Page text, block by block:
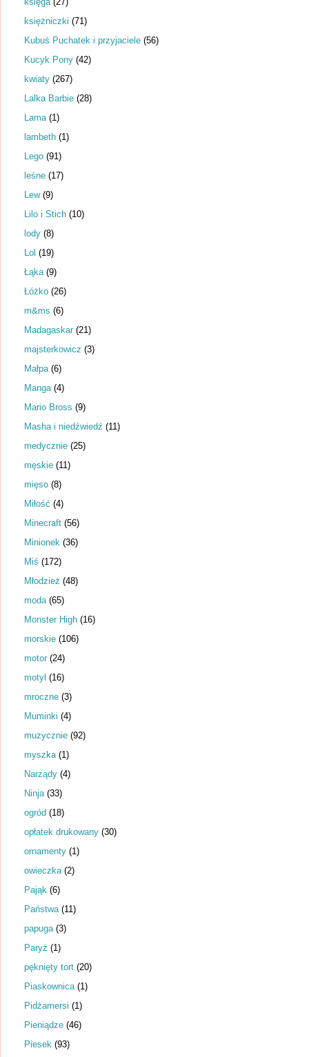
księżniczki (71)
Kubuś Puchatek i przyjaciele (56)
Kucyk Pony (42)
kwiaty (267)
Lalka Barbie (28)
Lama (1)
lambeth (1)
Lego (91)
leśne (17)
Lew (9)
Lilo i Stich (10)
lody (8)
Lol (19)
Łąka (9)
Łóżko (26)
m&ms (6)
Madagaskar (21)
majsterkowicz (3)
Małpa (6)
Manga (4)
Mario Bross (9)
Masha i niedźwiedź (11)
medycznie (25)
męskie (11)
mięso (8)
Miłość (4)
Minecraft (56)
Minionek (36)
Miś (172)
Młodzież (48)
moda (65)
Monster High (16)
morskie (106)
motor (24)
motyl (16)
mroczne (3)
Muminki (4)
muzycznie (92)
myszka (1)
Narządy (4)
Ninja (33)
ogród (18)
opłatek drukowany (30)
ornamenty (1)
owieczka (2)
Pająk (6)
Państwa (11)
papuga (3)
Paryż (1)
pęknięty tort (20)
Piaskownica (1)
Pidżamersi (1)
Pieniądze (46)
Piesek (93)